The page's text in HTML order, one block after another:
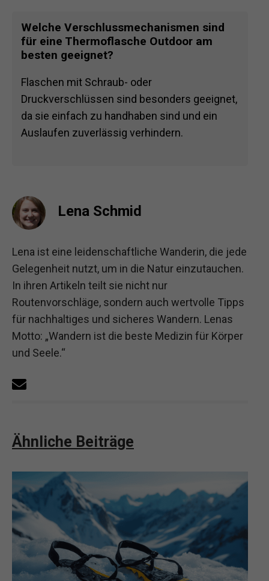
Welche Verschlussmechanismen sind
für eine Thermoflasche Outdoor am
besten geeignet?
Flaschen mit Schraub- oder
Druckverschlüssen sind besonders geeignet,
da sie einfach zu handhaben sind und ein
Auslaufen zuverlässig verhindern.
Lena Schmid
Lena ist eine leidenschaftliche Wanderin, die jede
Gelegenheit nutzt, um in die Natur einzutauchen.
In ihren Artikeln teilt sie nicht nur
Routenvorschläge, sondern auch wertvolle Tipps
für nachhaltiges und sicheres Wandern. Lenas
Motto: „Wandern ist die beste Medizin für Körper
und Seele.“
Ähnliche Beiträge